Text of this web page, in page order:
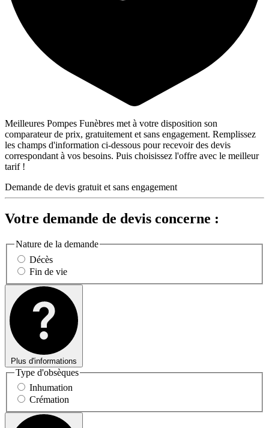
Meilleures Pompes Funèbres met à votre disposition son
comparateur de prix, gratuitement et sans engagement. Remplissez
les champs d'information ci-dessous pour recevoir des devis
correspondant à vos besoins. Puis choisissez l'offre avec le meilleur
tarif !
Demande de devis gratuit et sans engagement
Votre demande de devis concerne :
Nature de la demande
Décès
Fin de vie
Plus d'informations
Type d'obsèques
Inhumation
Crémation